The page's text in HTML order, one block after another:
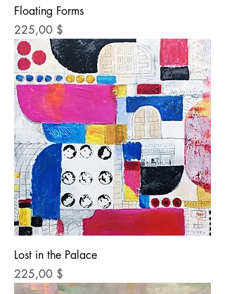
Floating Forms
Preis
225,00 $
Lost in the Palace
Preis
225,00 $